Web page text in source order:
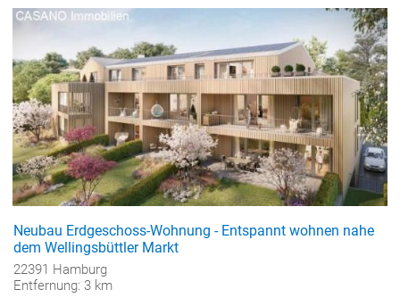
Neubau Erdgeschoss-Wohnung - Entspannt wohnen nahe
dem Wellingsbüttler Markt
22391 Hamburg
Entfernung: 3 km